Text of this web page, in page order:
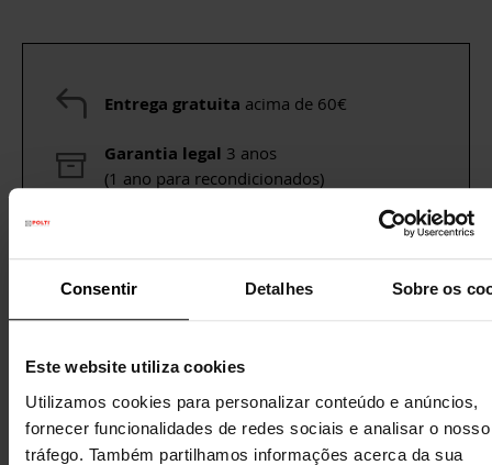
Consentir Detalhes Sobre os
Este website utiliza cookies
Utilizamos cookies para personalizar conteúdo e anúncios,
fornecer funcionalidades de redes sociais e analisar o nosso
tráfego. Também partilhamos informações acerca da sua
Entrega gratuita acima de 60€
Garantia legal 3 anos
(1 ano para recondicionados)
Consulte as nossas
CARACTERÍSTICAS